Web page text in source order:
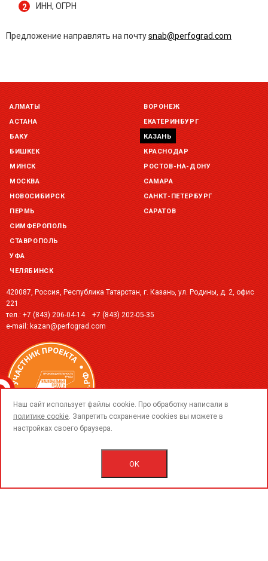
ИНН, ОГРН
Предложение направлять на почтуsnab@perfograd.com
АЛМАТЫ
АСТАНА
БАКУ
БИШКЕК
ВОРОНЕЖ
ЕКАТЕРИНБУРГ
КАЗАНЬ
КРАСНОДАР
МИНСК
МОСКВА
НОВОСИБИРСК
ПЕРМЬ
РОСТОВ-НА-ДОНУ
САМАРА
САНКТ-ПЕТЕРБУРГ
САРАТОВ
СИМФЕРОПОЛЬ
СТАВРОПОЛЬ
УФА
ЧЕЛЯБИНСК
420087, Россия, Республика Татарстан, г. Казань, ул. Родины, д. 2, офис
221
тел.:+7 (843) 206-04-14
+7 (843) 202-05-35
e-mail:kazan@perfograd.com
© 2015-2018 ООО «ПерфоГрад».
call
Наш сайт использует файлы cookie. Про обработку написали в
политике cookie. Запретить сохранение cookies вы можете в
настройках своего браузера.
OK